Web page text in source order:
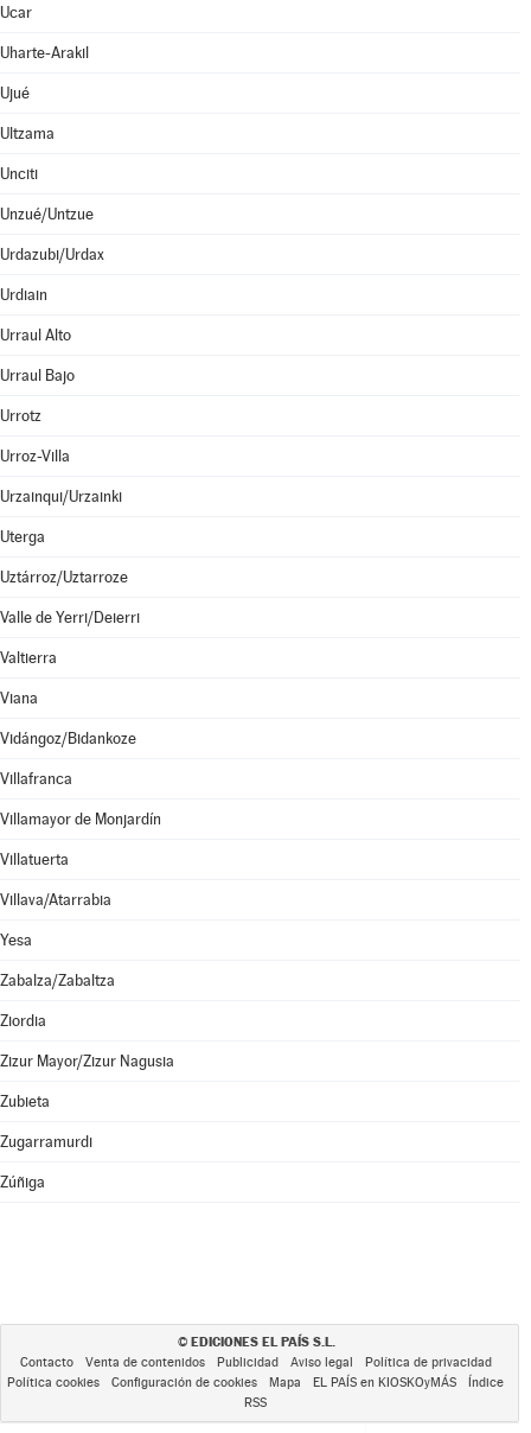
Ucar
Uharte-Arakil
Ujué
Ultzama
Unciti
Unzué/Untzue
Urdazubi/Urdax
Urdiain
Urraul Alto
Urraul Bajo
Urrotz
Urroz-Villa
Urzainqui/Urzainki
Uterga
Uztárroz/Uztarroze
Valle de Yerri/Deierri
Valtierra
Viana
Vidángoz/Bidankoze
Villafranca
Villamayor de Monjardín
Villatuerta
Villava/Atarrabia
Yesa
Zabalza/Zabaltza
Ziordia
Zizur Mayor/Zizur Nagusia
Zubieta
Zugarramurdi
Zúñiga
© EDICIONES EL PAÍS S.L.
Contacto Venta de contenidos Publicidad Aviso legal
Política de privacidad
Política cookies
Configuración de cookies Mapa EL PAÍS en KIOSKOyMÁS
Índice
RSS